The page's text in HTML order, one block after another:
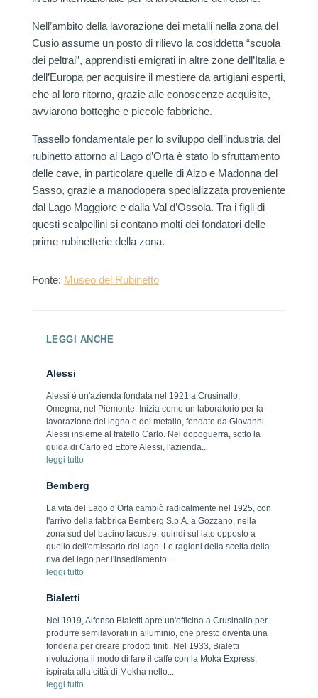
Nell’ambito della lavorazione dei metalli nella zona del
Cusio assume un posto di rilievo la cosiddetta “scuola
dei peltrai”, apprendisti emigrati in altre zone dell’Italia e
dell’Europa per acquisire il mestiere da artigiani esperti,
che al loro ritorno, grazie alle conoscenze acquisite,
avviarono botteghe e piccole fabbriche.
Tassello fondamentale per lo sviluppo dell’industria del
rubinetto attorno al Lago d’Orta è stato lo sfruttamento
delle cave, in particolare quelle di Alzo e Madonna del
Sasso, grazie a manodopera specializzata proveniente
dal Lago Maggiore e dalla Val d’Ossola. Tra i figli di
questi scalpellini si contano molti dei fondatori delle
prime rubinetterie della zona.
Fonte: Museo del Rubinetto
LEGGI ANCHE
Alessi
Alessi è un'azienda fondata nel 1921 a Crusinallo,
Omegna, nel Piemonte. Inizia come un laboratorio per la
lavorazione del legno e del metallo, fondato da Giovanni
Alessi insieme al fratello Carlo. Nel dopoguerra, sotto la
guida di Carlo ed Ettore Alessi, l'azienda...
leggi tutto
Bemberg
La vita del Lago d’Orta cambiò radicalmente nel 1925, con
l'arrivo della fabbrica Bemberg S.p.A. a Gozzano, nella
zona sud del bacino lacustre, quindi sul lato opposto a
quello dell'emissario del lago. Le ragioni della scelta della
riva del lago per l'insediamento...
leggi tutto
Bialetti
Nel 1919, Alfonso Bialetti apre un'officina a Crusinallo per
produrre semilavorati in alluminio, che presto diventa una
fonderia per creare prodotti finiti. Nel 1933, Bialetti
rivoluziona il modo di fare il caffè con la Moka Express,
ispirata alla città di Mokha nello...
leggi tutto